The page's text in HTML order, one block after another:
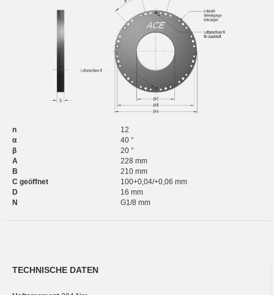
n
12
α
40 °
β
20 °
A
228 mm
B
210 mm
C geöffnet
100+0,04/+0,06 mm
D
16 mm
N
G1/8 mm
TECHNISCHE DATEN